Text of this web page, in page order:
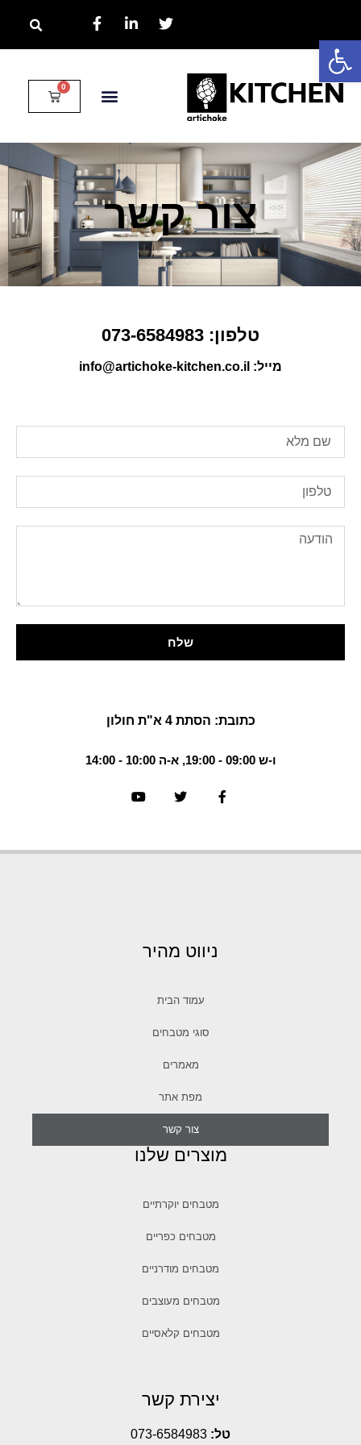
פתח סרגל נגישות
צור קשר
טלפון: 073-6584983
מייל: info@artichoke-kitchen.co.il
שלח
כתובת: הסתת 4 א"ת חולון
ו-ש 09:00 - 19:00, א-ה 10:00 - 14:00
ניווט מהיר
עמוד הבית
סוגי מטבחים
מאמרים
מפת אתר
צור קשר
מוצרים שלנו
מטבחים יוקרתיים
מטבחים כפריים
מטבחים מודרניים
מטבחים מעוצבים
מטבחים קלאסיים
יצירת קשר
טל: 073-6584983